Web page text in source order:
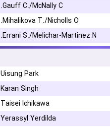
Gauff C./McNally C.
Mihalikova T./Nicholls O.
Errani S./Melichar-Martinez N.
Uisung Park
Karan Singh
Taisei Ichikawa
Yerassyl Yerdilda